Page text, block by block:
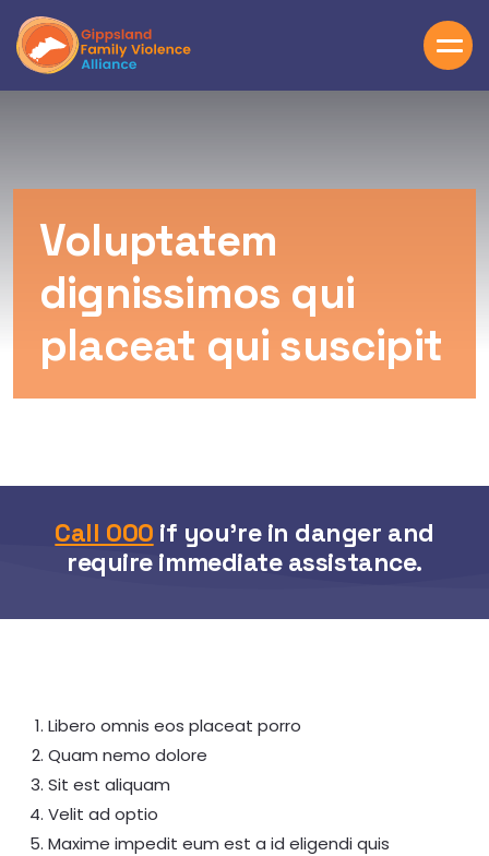
Skip to main content
Voluptatem
dignissimos qui
placeat qui suscipit
Call 000 if you’re in danger and
require immediate assistance.
Libero omnis eos placeat porro
Quam nemo dolore
Sit est aliquam
Velit ad optio
Maxime impedit eum est a id eligendi quis